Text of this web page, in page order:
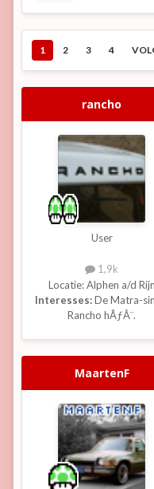
1 2 3 4
rancho
User
1,9k
Locatie:Alphen a/d Rijn
Interesses:De Matra-
Rancho hÃƒÂ¨.
MaartenF